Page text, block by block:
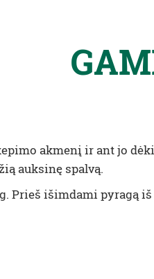
akmenį ir ant jo
auksinę spalvą.
Prieš išimdami